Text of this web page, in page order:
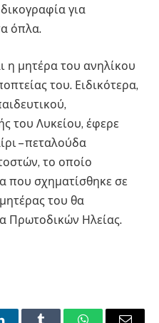
για
όπλα.
η μητέρα του ανηλίκου
του. Ειδικότερα,
του Λυκείου, έφερε
– πεταλούδα
το οποίο
που σχηματίσθηκε σε
του θα
Πρωτοδικών Ηλείας.